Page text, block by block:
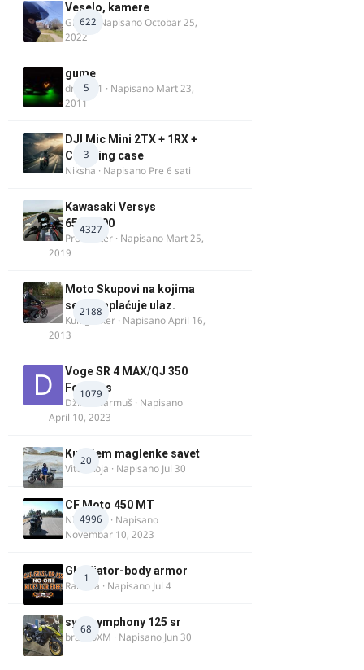
622
Veselo, kamere
GR 46· NapisanoOctobar 25,
2022
5
gume
dragan1 · Napisano Mart 23,
2011
3
DJI Mic Mini 2TX + 1RX +
Charging case
Niksha · Napisano Pre 6 sati
4327
Kawasaki Versys
650/1000
ProMaster · Napisano Mart 25,
2019
2188
Moto Skupovi na kojima
se ne naplaćuje ulaz.
Kum_Mixer · NapisanoApril 16,
2013
1079
Voge SR 4 MAX/QJ 350
Fortress
Džim Džarmuš · Napisano
April 10, 2023
20
Kupujem maglenke savet
Vitez Koja · Napisano Jul 30
4996
CF Moto 450 MT
NIKOLA 1
· Napisano
Novembar 10, 2023
1
Gladijator-body armor
Rale-Ča · Napisano Jul 4
68
sym symphony 125 sr
brankoXM · Napisano Jun 30